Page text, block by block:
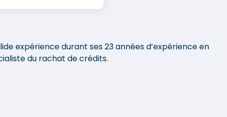
expérience durant ses 23 années d’expérience en
du rachat de crédits.